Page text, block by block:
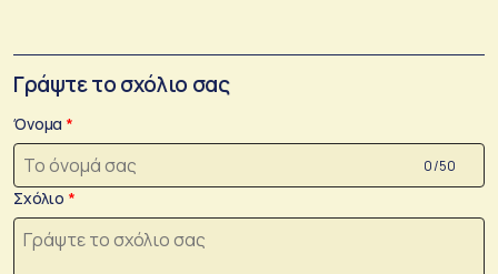
Γράψτε το σχόλιο σας
Όνομα
0 /50
Σχόλιο